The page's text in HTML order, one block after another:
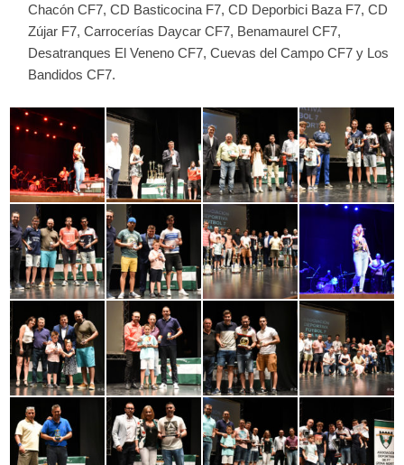
Chacón CF7, CD Basticocina F7, CD Deporbici Baza F7, CD
Zújar F7, Carrocerías Daycar CF7, Benamaurel CF7,
Desatranques El Veneno CF7, Cuevas del Campo CF7 y Los
Bandidos CF7.